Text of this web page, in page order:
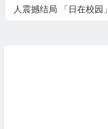
人震撼结局 「日在校园」